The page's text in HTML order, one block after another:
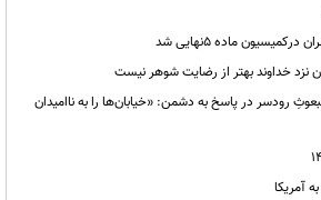
ماده ۵نهایی شد
نزد خداوند بهتر از رضایت شوهر نیست
رودسر در پاسخ به دشمن: «خیابان‌ها را به ناامیدان
آمریکا